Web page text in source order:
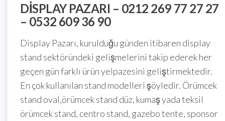
DISPLAY PAZARI – 0212 269 77 27 27
– 0532 609 36 90
Display Pazarı, kurulduğu günden itibaren display
stand sektöründeki gelişmelerini takip ederek her
geçen gün farklı ürün yelpazesini geliştirmektedir.
En çok kullanılan stand modelleri şöyledir. Örümcek
stand oval,örümcek stand düz, kumaş yada teksil
örümcek stand, centro stand, gazebo tente, sponsor